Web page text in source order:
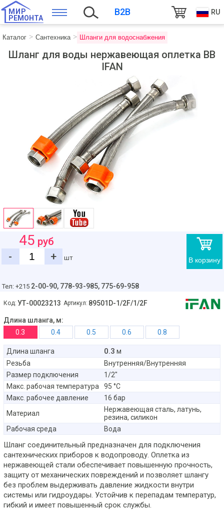
МИР
РЕМОНТА
B2B RU
Каталог Сантехника Шланги для водоснабжения
Шланг для воды нержавеющая оплетка ВВ
IFAN
В корзину
45 руб
-
+ шт
Тел: +215 2-00-90, 778-93-985, 775-69-958
Код: УТ-00023213 Артикул: 89501D-1/2F/1/2F
Длина шланга, м:
0.3
0.4 0.5 0.6 0.8
Длина шланга 0.3 м
Резьба
Внутренняя/Внутренняя
Размер подключения
1/2"
Макс. рабочая температура
95 °C
Макс. рабочее давление
16 бар
Материал
Нержавеющая сталь, латунь,
резина, силикон
Рабочая среда
Вода
Шланг соединительный предназначен для подключения
сантехнических приборов к водопроводу. Оплетка из
нержавеющей стали обеспечивает повышенную прочность,
защиту от механических повреждений и позволяет шлангу
без проблем выдерживать давление жидкости внутри
системы или гидроудары. Устойчив к перепадам температур,
гибкий и имеет повышенный срок службы.